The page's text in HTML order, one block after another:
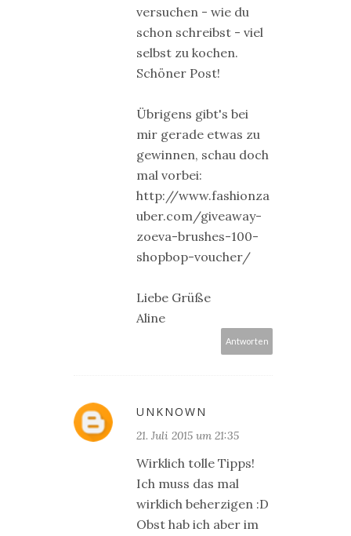
versuchen - wie du
schon schreibst - viel
selbst zu kochen.
Schöner Post!
Übrigens gibt's bei
mir gerade etwas zu
gewinnen, schau doch
mal vorbei:
http://www.fashionza
uber.com/giveaway-
zoeva-brushes-100-
shopbop-voucher/
Liebe Grüße
Aline
Antworten
UNKNOWN
21. Juli 2015 um 21:35
Wirklich tolle Tipps!
Ich muss das mal
wirklich beherzigen :D
Obst hab ich aber im